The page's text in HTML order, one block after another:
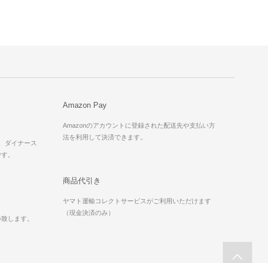
ダイナース
。
Amazon Pay
Amazonのアカウントに登録された配送先や支払い方
法を利用して決済できます。
商品代引き
ヤマト運輸コレクトサービスがご利用いただけます
（現金決済のみ）
します。